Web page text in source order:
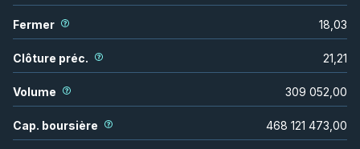
Fermer 18,03
Clôture préc. 21,21
Volume 309 052,00
Cap. boursière 468 121 473,00